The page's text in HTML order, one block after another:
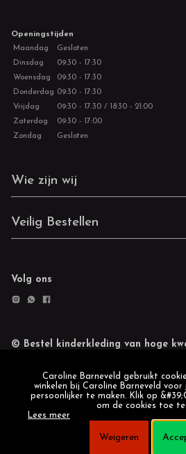
Openingstijden
Maandag
Gesloten
Dinsdag
09:30 - 17:30
Woensdag
09:30 - 17:30
Donderdag 09:30 - 17:30
Vrijdag
09:30 - 17:30 / 18:30 - 21:00
Zaterdag
09:30 - 17:00
Zondag
Gesloten
Wie zijn wij
Veilig Bestellen
Volg ons
© Bestel kinderkleding van hoge
Caroline Barneveld gebruikt
winkelen bij Caroline Barneveld voor
persoonlijker te maken. Klik op
om de cookies toe
Lees meer
Weigeren